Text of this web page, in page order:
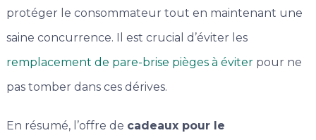
protéger le consommateur tout en maintenant une
saine concurrence. Il est crucial d’éviter les
remplacement de pare-brise pièges à éviterpour ne
pas tomber dans ces dérives.
En résumé, l’offre de cadeaux pour le